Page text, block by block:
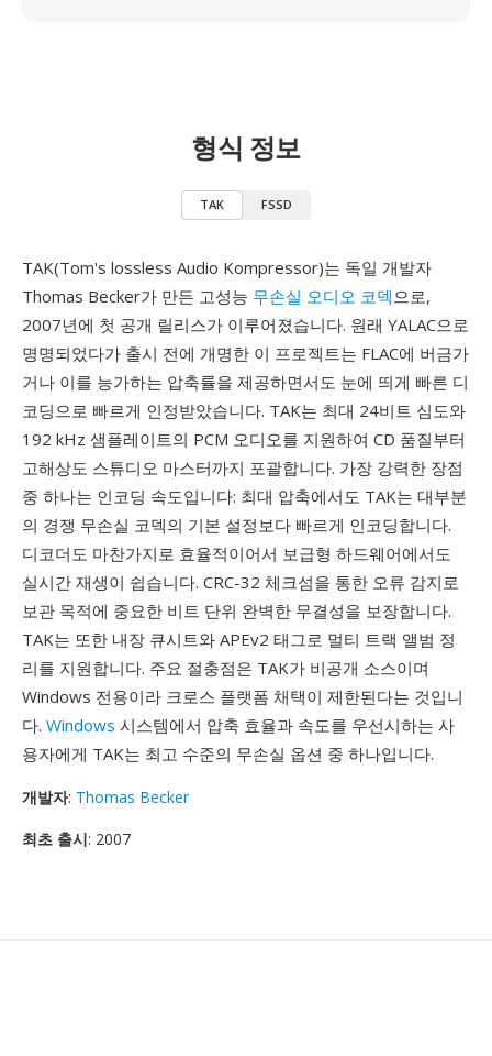
형식 정보
TAK FSSD
TAK(Tom's lossless Audio Kompressor)는 독일 개발자
Thomas Becker가 만든 고성능 무손실 오디오 코덱으로,
2007년에 첫 공개 릴리스가 이루어졌습니다. 원래 YALAC으로
명명되었다가 출시 전에 개명한 이 프로젝트는 FLAC에 버금가
거나 이를 능가하는 압축률을 제공하면서도 눈에 띄게 빠른 디
코딩으로 빠르게 인정받았습니다. TAK는 최대 24비트 심도와
192 kHz 샘플레이트의 PCM 오디오를 지원하여 CD 품질부터
고해상도 스튜디오 마스터까지 포괄합니다. 가장 강력한 장점
중 하나는 인코딩 속도입니다: 최대 압축에서도 TAK는 대부분
의 경쟁 무손실 코덱의 기본 설정보다 빠르게 인코딩합니다.
디코더도 마찬가지로 효율적이어서 보급형 하드웨어에서도
실시간 재생이 쉽습니다. CRC-32 체크섬을 통한 오류 감지로
보관 목적에 중요한 비트 단위 완벽한 무결성을 보장합니다.
TAK는 또한 내장 큐시트와 APEv2 태그로 멀티 트랙 앨범 정
리를 지원합니다. 주요 절충점은 TAK가 비공개 소스이며
Windows 전용이라 크로스 플랫폼 채택이 제한된다는 것입니
다. Windows 시스템에서 압축 효율과 속도를 우선시하는 사
용자에게 TAK는 최고 수준의 무손실 옵션 중 하나입니다.
개발자: Thomas Becker
최초 출시: 2007